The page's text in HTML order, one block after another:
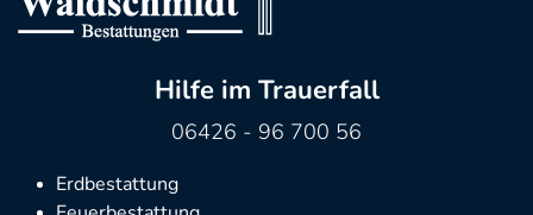
Hilfe im Trauerfall
06426 - 96 700 56
Erdbestattung